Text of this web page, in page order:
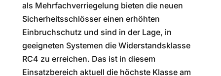
als Mehrfachverriegelung bieten die neuen
Sicherheitsschlösser einen erhöhten
Einbruchschutz und sind in der Lage, in
geeigneten Systemen die Widerstandsklasse
RC4 zu erreichen. Das ist in diesem
Einsatzbereich aktuell die höchste Klasse am